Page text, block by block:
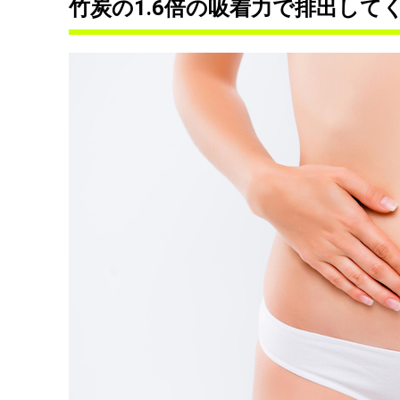
竹炭の1.6倍の吸着力で排出して